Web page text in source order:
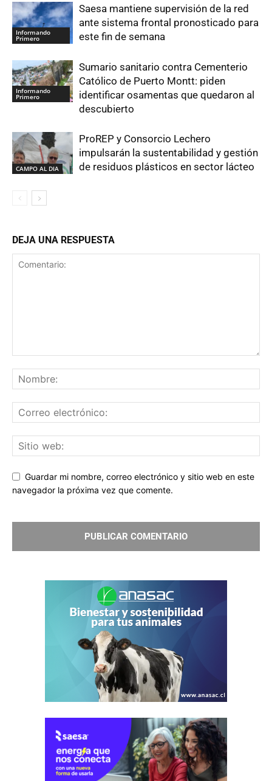
Informando
Primero
Saesa mantiene supervisión de la red
ante sistema frontal pronosticado para
este fin de semana
Informando
Primero
Sumario sanitario contra Cementerio
Católico de Puerto Montt: piden
identificar osamentas que quedaron al
descubierto
CAMPO AL DIA
ProREP y Consorcio Lechero
impulsarán la sustentabilidad y gestión
de residuos plásticos en sector lácteo
DEJA UNA RESPUESTA
Guardar mi nombre, correo electrónico y sitio web en este
navegador la próxima vez que comente.